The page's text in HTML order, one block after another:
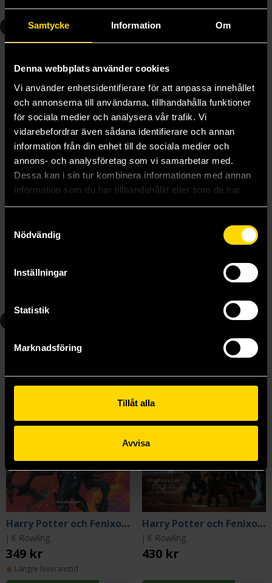
Samtycke Information Om
Denna webbplats använder cookies
Vi använder enhetsidentifierare för att anpassa innehållet
och annonserna till användarna, tillhandahålla funktioner
för sociala medier och analysera vår trafik. Vi
vidarebefordrar även sådana identifierare och annan
information från din enhet till de sociala medier och
annons- och analysföretag som vi samarbetar med.
Dessa kan i sin tur kombinera informationen med annan
information som du har tillhandahållit eller som de har
samlat in när du har använt deras tjänster.
Nödvändig
Inställningar
Statistik
Marknadsföring
Tillåt alla
Avvisa
4
Harry Potter och den flammande bägaren (illustrerad)
Harry Potter och Fenixorden
J K Rowling
349 kr
Längre leveranstid
Harry Potter och Fenixorden (illustrerad)
J K Rowling
430 kr